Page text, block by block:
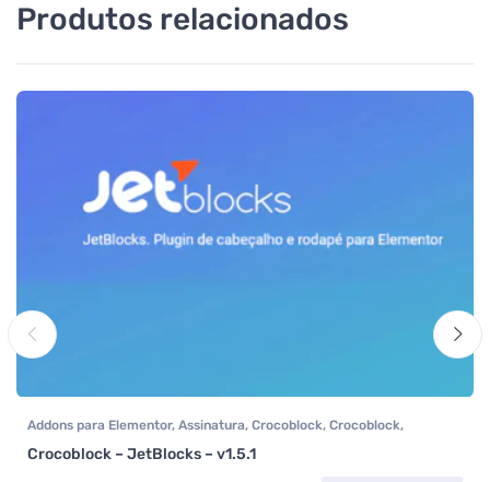
Produtos relacionados
Addons para Elementor, Assinatura, Crocoblock, Crocoblock,
Elementor Pro
Plugins Todos os itens
Crocoblock – JetBlocks – v1.5.1